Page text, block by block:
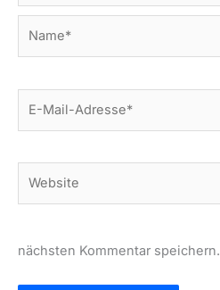
Mail-
nächsten Kommentar speichern.